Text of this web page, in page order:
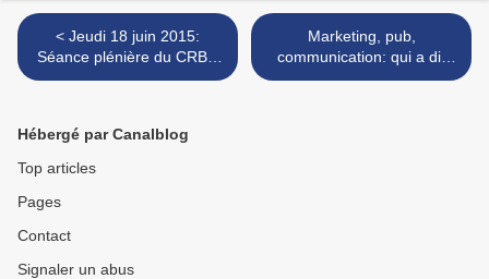
< Jeudi 18 juin 2015:
Séance plénière du CRBN
sur la question du CHEF
Marketing, pub,
communication: qui a dit
que les Vikings étaient
Hébergé par Canalblog
Top articles
Pages
Contact
Signaler un abus